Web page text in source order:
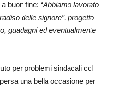
buon fine: “Abbiamo lavorato
delle signore”, progetto
guadagni ed eventualmente
per problemi sindacali col
una bella occasione per